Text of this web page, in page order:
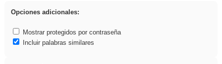
Opciones adicionales:
Mostrar protegidos por contraseña
Incluir palabras similares